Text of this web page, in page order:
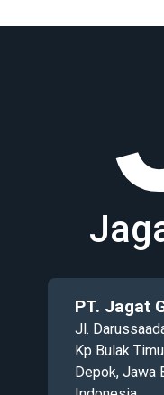
PT. Jagat
Jl.
Kp Bulak
Depok, Jawa